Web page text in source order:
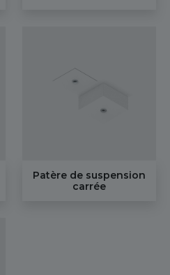
Patère de suspension
carrée